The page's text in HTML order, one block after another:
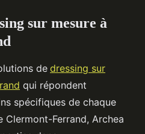
sur mesure à
dedressing sur
qui répondent
spécifiques de chaque
Ferrand, Archea